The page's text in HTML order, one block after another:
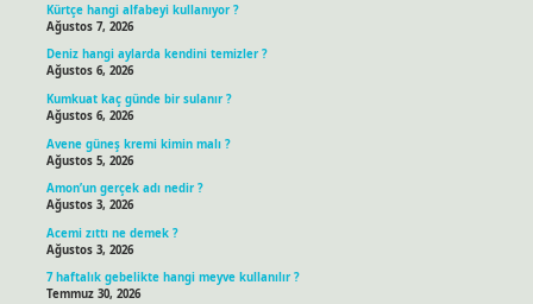
Kürtçe hangi alfabeyi kullanıyor ?
Ağustos 7, 2026
Deniz hangi aylarda kendini temizler ?
Ağustos 6, 2026
Kumkuat kaç günde bir sulanır ?
Ağustos 6, 2026
Avene güneş kremi kimin malı ?
Ağustos 5, 2026
Amon’un gerçek adı nedir ?
Ağustos 3, 2026
Acemi zıttı ne demek ?
Ağustos 3, 2026
7 haftalık gebelikte hangi meyve kullanılır ?
Temmuz 30, 2026